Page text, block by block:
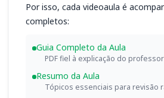
Por isso, cada videoaula é
completos:
Guia Completo da Aula
PDF fiel à explicação do professor
Resumo da Aula
Tópicos essenciais para revisão